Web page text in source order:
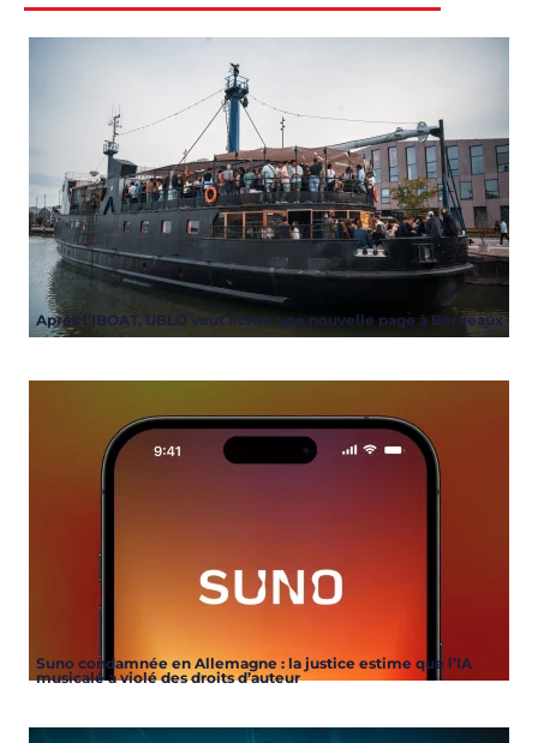
Après l’IBOAT, UBLO veut écrire une nouvelle page à Bordeaux
Suno condamnée en Allemagne : la justice estime que l’IA
musicale a violé des droits d’auteur